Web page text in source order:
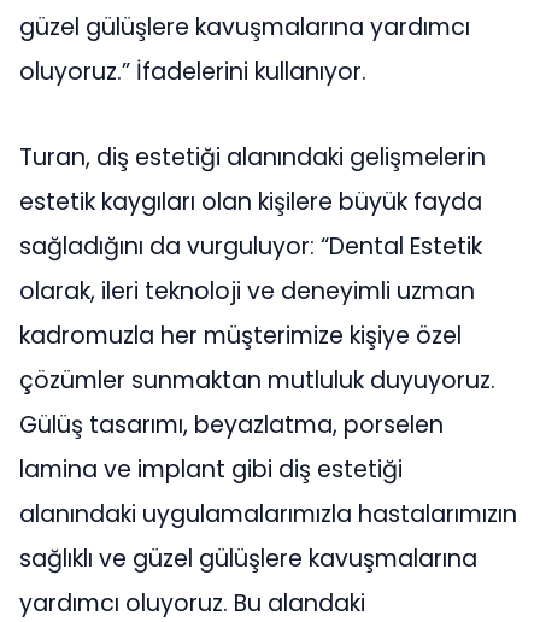
güzel gülüşlere kavuşmalarına yardımcı
oluyoruz.” İfadelerini kullanıyor.
Turan, diş estetiği alanındaki gelişmelerin
estetik kaygıları olan kişilere büyük fayda
sağladığını da vurguluyor: “Dental Estetik
olarak, ileri teknoloji ve deneyimli uzman
kadromuzla her müşterimize kişiye özel
çözümler sunmaktan mutluluk duyuyoruz.
Gülüş tasarımı, beyazlatma, porselen
lamina ve implant gibi diş estetiği
alanındaki uygulamalarımızla hastalarımızın
sağlıklı ve güzel gülüşlere kavuşmalarına
yardımcı oluyoruz. Bu alandaki